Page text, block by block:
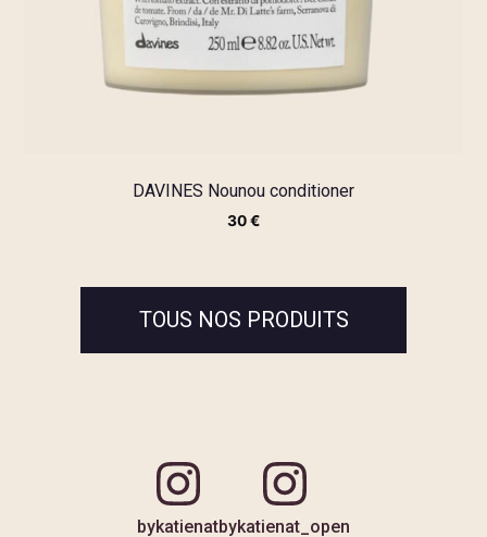
DAVINES Nounou conditioner
30€
TOUS NOS PRODUITS
bykatienatbykatienat_open